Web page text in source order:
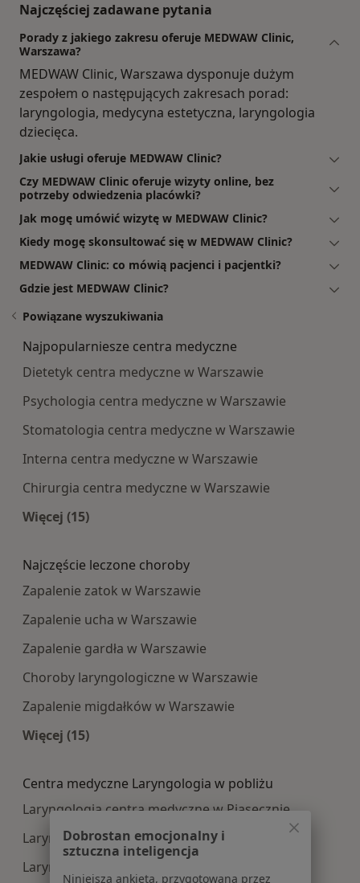
Najczęściej zadawane pytania
Porady z jakiego zakresu oferuje MEDWAW Clinic,
Warszawa?
MEDWAW Clinic, Warszawa dysponuje dużym
zespołem o następujących zakresach porad:
laryngologia, medycyna estetyczna, laryngologia
dziecięca.
Jakie usługi oferuje MEDWAW Clinic?
Czy MEDWAW Clinic oferuje wizyty online, bez
potrzeby odwiedzenia placówki?
Jak mogę umówić wizytę w MEDWAW Clinic?
Kiedy mogę skonsultować się w MEDWAW Clinic?
MEDWAW Clinic: co mówią pacjenci i pacjentki?
Gdzie jest MEDWAW Clinic?
Powiązane wyszukiwania
Najpopularniesze centra medyczne
Dietetyk centra medyczne w Warszawie
Psychologia centra medyczne w Warszawie
Stomatologia centra medyczne w Warszawie
Interna centra medyczne w Warszawie
Chirurgia centra medyczne w Warszawie
Więcej (15)
Najczęście leczone choroby
Zapalenie zatok w Warszawie
Zapalenie ucha w Warszawie
Zapalenie gardła w Warszawie
Choroby laryngologiczne w Warszawie
Zapalenie migdałków w Warszawie
Więcej (15)
Centra medyczne Laryngologia w pobliżu
Laryngologia centra medyczne w Piasecznie
Laryngologia centra medyczne w Kajetanach
Laryngologia centra medyczne w Otwocku
Dobrostan emocjonalny i
sztuczna inteligencja
Niniejsza ankieta, przygotowana przez